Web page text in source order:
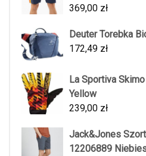
369,00 zł
Deuter Torebka
172,49 zł
La Sportiva
Yellow
239,00 zł
Jack&Jones
12206889